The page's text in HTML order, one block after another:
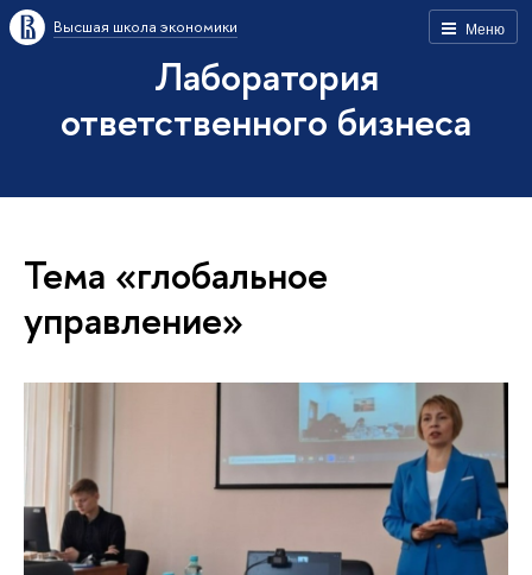
Меню
Высшая школа экономики
Лаборатория
ответственного бизнеса
Тема «глобальное
управление»